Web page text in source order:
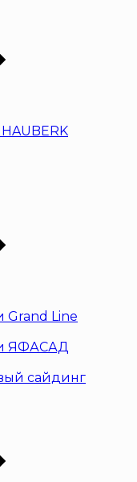
Line
ЯФАСАД
сайдинг